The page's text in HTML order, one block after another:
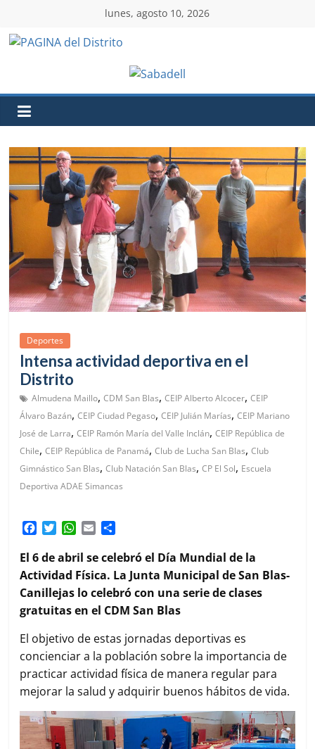
lunes, agosto 10, 2026
Deportes
Intensa actividad deportiva en el
Distrito
Almudena Maillo,CDM San Blas,CEIP Alberto Alcocer,CEIP
Álvaro Bazán,CEIP Ciudad Pegaso,CEIP Julián Marías,CEIP Mariano
José de Larra,CEIP Ramón María del Valle Inclán,CEIP República de
Chile,CEIP República de Panamá,Club de Lucha San Blas,Club
Gimnástico San Blas,Club Natación San Blas,CP El Sol, Escuela
Deportiva ADAE Simancas
c
e
b
o
o
i
t
t
e
r
W
a
t
s
A
p
a
i
l
m
p
a
r
t
r
El 6 de abril se celebró el Día Mundial de la
Actividad Física. La Junta Municipal de San Blas-
Canillejas lo celebró con una serie de clases
gratuitas en el CDM San Blas
El objetivo de estas jornadas deportivas es
concienciar a la población sobre la importancia de
practicar actividad física de manera regular para
mejorar la salud y adquirir buenos hábitos de vida.